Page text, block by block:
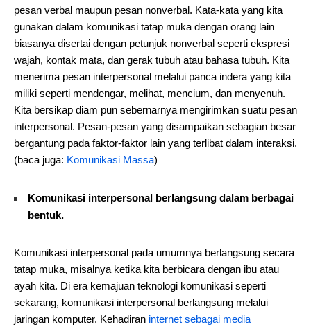
pesan verbal maupun pesan nonverbal. Kata-kata yang kita
gunakan dalam komunikasi tatap muka dengan orang lain
biasanya disertai dengan petunjuk nonverbal seperti ekspresi
wajah, kontak mata, dan gerak tubuh atau bahasa tubuh. Kita
menerima pesan interpersonal melalui panca indera yang kita
miliki seperti mendengar, melihat, mencium, dan menyenuh.
Kita bersikap diam pun sebernarnya mengirimkan suatu pesan
interpersonal. Pesan-pesan yang disampaikan sebagian besar
bergantung pada faktor-faktor lain yang terlibat dalam interaksi.
(baca juga: Komunikasi Massa)
Komunikasi interpersonal berlangsung dalam berbagai
bentuk.
Komunikasi interpersonal pada umumnya berlangsung secara
tatap muka, misalnya ketika kita berbicara dengan ibu atau
ayah kita. Di era kemajuan teknologi komunikasi seperti
sekarang, komunikasi interpersonal berlangsung melalui
jaringan komputer. Kehadiran internet sebagai media